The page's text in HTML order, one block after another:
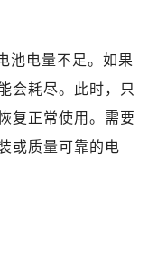
池电量不足。如果
会耗尽。此时，只
复正常使用。需要
或质量可靠的电